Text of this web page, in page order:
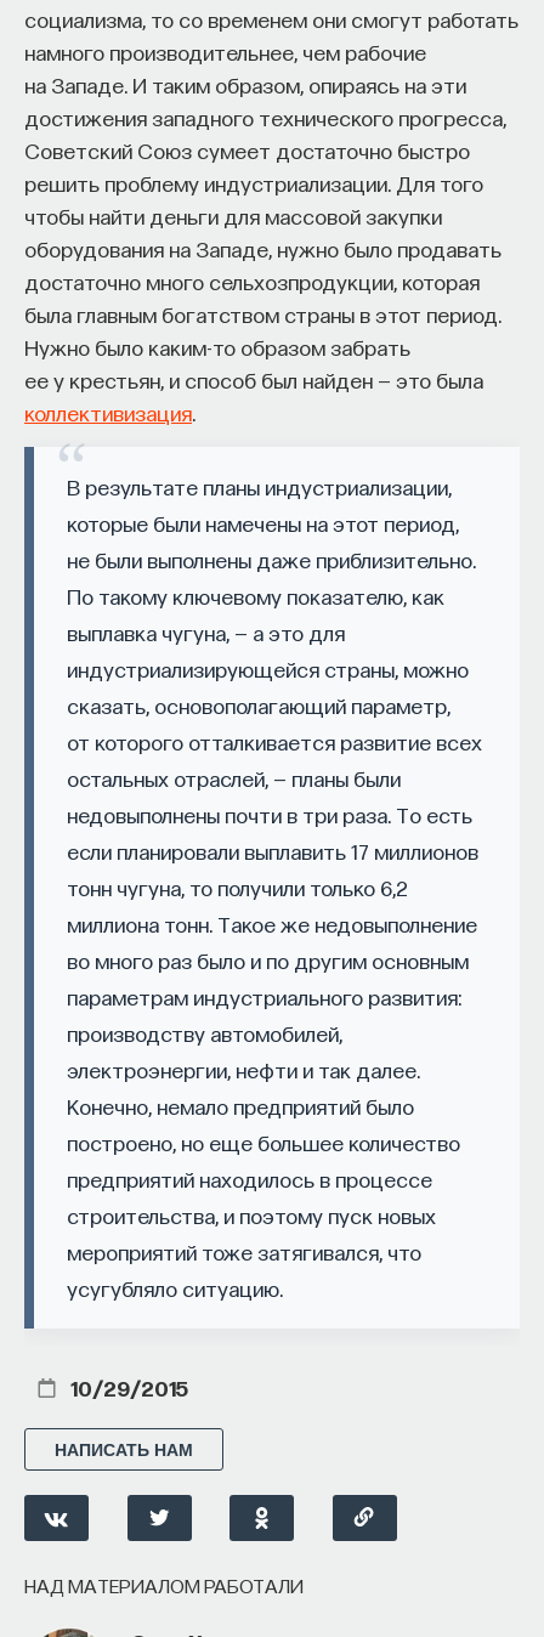
социализма, то со временем они смогут работать
намного производительнее, чем рабочие
на Западе. И таким образом, опираясь на эти
достижения западного технического прогресса,
Советский Союз сумеет достаточно быстро
решить проблему индустриализации. Для того
чтобы найти деньги для массовой закупки
оборудования на Западе, нужно было продавать
достаточно много сельхозпродукции, которая
была главным богатством страны в этот период.
Нужно было каким-то образом забрать
ее у крестьян, и способ был найден — это была
коллективизация
В результате планы индустриализации,
которые были намечены на этот период,
не были выполнены даже приблизительно.
По такому ключевому показателю, как
выплавка чугуна, — а это для
индустриализирующейся страны, можно
сказать, основополагающий параметр,
от которого отталкивается развитие всех
остальных отраслей, — планы были
недовыполнены почти в три раза. То есть
если планировали выплавить 17 миллионов
тонн чугуна, то получили только 6,2
миллиона тонн. Такое же недовыполнение
во много раз было и по другим основным
параметрам индустриального развития:
производству автомобилей,
электроэнергии, нефти и так далее.
Конечно, немало предприятий было
построено, но еще большее количество
предприятий находилось в процессе
строительства, и поэтому пуск новых
мероприятий тоже затягивался, что
усугубляло ситуацию.
10/29/2015
НАПИСАТЬ НАМ
НАД МАТЕРИАЛОМ РАБОТАЛИ
НАД МАТЕРИАЛОМ РАБОТАЛИ
ПостНаука
команда ПостНауки
НАУКА
237 публикаций
НАУКА ЖУРНАЛ
ФИЛОСОФСКИЙ ПОИСК: НАЧАЛА
КУРС
Философский поиск: начала
СОХРАНИТЬ КУРС
Внеси свой вклад в дело
просвещения!
ПОДДЕРЖАТЬ ПОСТНАУКУ